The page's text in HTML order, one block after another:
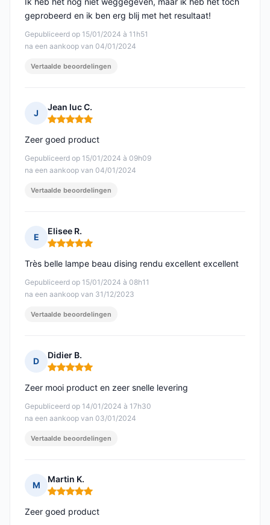
Gepubliceerd op 15/01/2024 à 11h51
na een aankoop van 04/01/2024
geprobeerd en ik ben erg blij met het resultaat!
Vertaalde beoordelingen
J
Jean luc C.
Opmerking: 5 van 5
Gepubliceerd op 15/01/2024 à 09h09
na een aankoop van 04/01/2024
Zeer goed product
Vertaalde beoordelingen
E
Elisee R.
Opmerking: 5 van 5
Gepubliceerd op 15/01/2024 à 08h11
na een aankoop van 31/12/2023
Très belle lampe beau dising rendu excellent excellent
Vertaalde beoordelingen
D
Didier B.
Opmerking: 5 van 5
Gepubliceerd op 14/01/2024 à 17h30
na een aankoop van 03/01/2024
Zeer mooi product en zeer snelle levering
Vertaalde beoordelingen
M
Martin K.
Opmerking: 5 van 5
Zeer goed product